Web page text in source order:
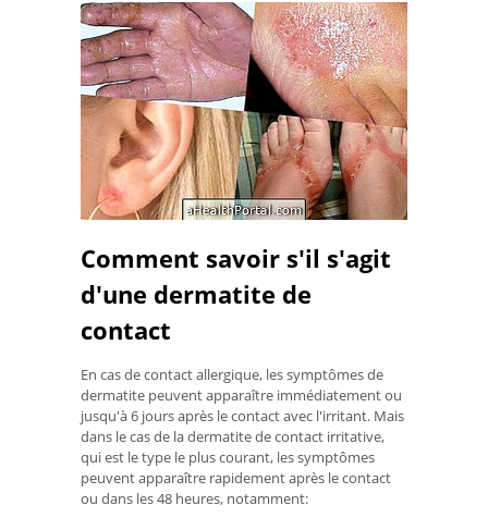
Comment savoir s'il s'agit
d'une dermatite de
contact
En cas de contact allergique, les symptômes de
dermatite peuvent apparaître immédiatement ou
jusqu'à 6 jours après le contact avec l'irritant. Mais
dans le cas de la dermatite de contact irritative,
qui est le type le plus courant, les symptômes
peuvent apparaître rapidement après le contact
ou dans les 48 heures, notamment: